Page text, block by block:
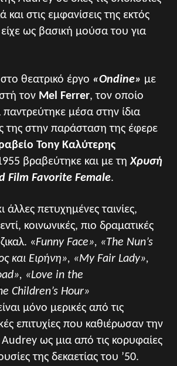
και στις εμφανίσεις της εκτός
ως βασική μούσα του για
θεατρικό έργο «Ondine» με
τον Mel Ferrer, τον οποίο
παντρεύτηκε μέσα στην ίδια
της στην παράσταση της έφερε
Tony Καλύτερης
βραβεύτηκε και με τηΧρυσή
Film Favorite Female.
πετυχημένες ταινίες,
κοινωνικές, πιο δραματικές
«Funny Face», «The Nun’s
και Ειρήνη», «My Fair Lady»,
«Love in the
Children’s Hour»
μόνο μερικές από τις
επιτυχίες που καθιέρωσαν την
ως μια από τις κορυφαίες
της δεκαετίας του ’50.